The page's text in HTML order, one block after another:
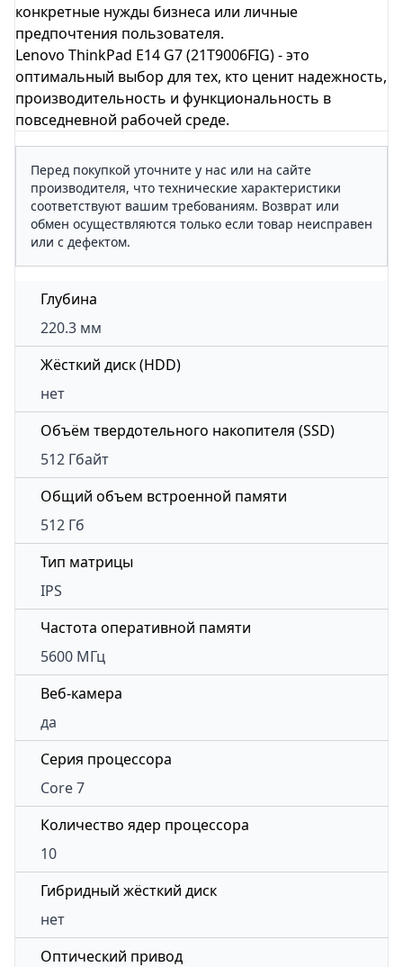
конкретные нужды бизнеса или личные
предпочтения пользователя.
Lenovo ThinkPad E14 G7 (21T9006FIG) - это
оптимальный выбор для тех, кто ценит надежность,
производительность и функциональность в
повседневной рабочей среде.
Перед покупкой уточните у нас или на сайте
производителя, что технические характеристики
соответствуют вашим требованиям. Возврат или
обмен осуществляются только если товар неисправен
или с дефектом.
Глубина
220.3 мм
Жёсткий диск (HDD)
нет
Объём твердотельного накопителя (SSD)
512 Гбайт
Общий объем встроенной памяти
512 Гб
Тип матрицы
IPS
Частота оперативной памяти
5600 МГц
Веб-камера
да
Серия процессора
Core 7
Количество ядер процессора
10
Гибридный жёсткий диск
нет
Оптический привод